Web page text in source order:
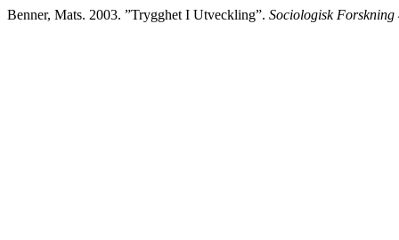
Benner, Mats. 2003. ”Trygghet I Utveckling”. Sociologisk Forskning